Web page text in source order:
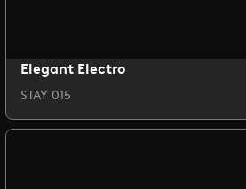
Elegant Electro
STAY 015